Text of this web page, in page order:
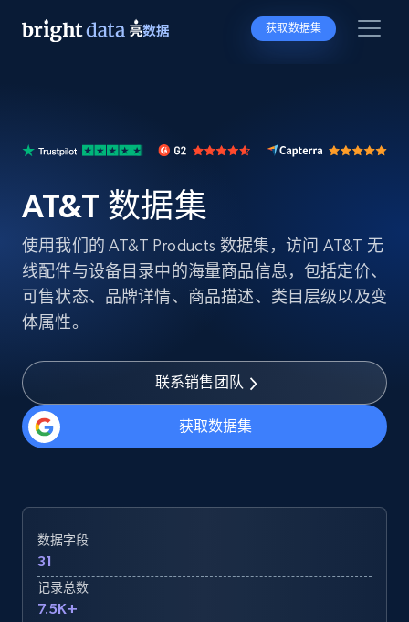
获取数据集
AT&T 数据集
使用我们的 AT&T Products 数据集，访问 AT&T 无
线配件与设备目录中的海量商品信息，包括定价、
可售状态、品牌详情、商品描述、类目层级以及变
体属性。
联系销售团队
获取数据集
数据字段
31
记录总数
7.5K+